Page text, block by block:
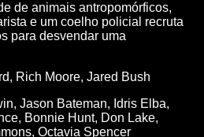
de animais antropomórficos,
e um coelho policial recruta
para desvendar uma
Rich Moore, Jared Bush
Jason Bateman, Idris Elba,
Bonnie Hunt, Don Lake,
Octavia Spencer